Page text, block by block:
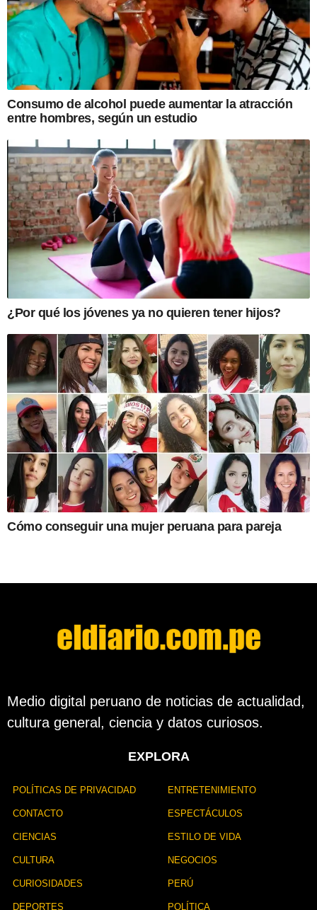
Consumo de alcohol puede aumentar la atracción
entre hombres, según un estudio
¿Por qué los jóvenes ya no quieren tener hijos?
Cómo conseguir una mujer peruana para pareja
Medio digital peruano de noticias de actualidad,
cultura general, ciencia y datos curiosos.
EXPLORA
POLÍTICAS DE PRIVACIDAD
CONTACTO
CIENCIAS
CULTURA
CURIOSIDADES
DEPORTES
ENTRETENIMIENTO
ESPECTÁCULOS
ESTILO DE VIDA
NEGOCIOS
PERÚ
POLÍTICA